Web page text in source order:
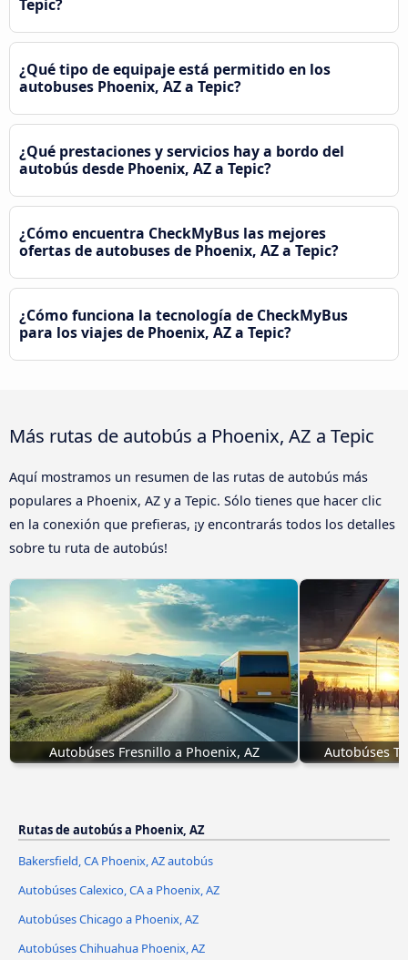
Tepic?
¿Qué tipo de equipaje está permitido en los
autobuses Phoenix, AZ a Tepic?
¿Qué prestaciones y servicios hay a bordo del
autobús desde Phoenix, AZ a Tepic?
¿Cómo encuentra CheckMyBus las mejores
ofertas de autobuses de Phoenix, AZ a Tepic?
¿Cómo funciona la tecnología de CheckMyBus
para los viajes de Phoenix, AZ a Tepic?
Más rutas de autobús a Phoenix, AZ a Tepic
Aquí mostramos un resumen de las rutas de autobús más
populares a Phoenix, AZ y a Tepic. Sólo tienes que hacer clic
en la conexión que prefieras, ¡y encontrarás todos los detalles
sobre tu ruta de autobús!
Autobúses Fresnillo a Phoenix, AZ Autobúses
Rutas de autobús a Phoenix, AZ
Bakersfield, CA Phoenix, AZ autobús
Autobúses Calexico, CA a Phoenix, AZ
Autobúses Chicago a Phoenix, AZ
Autobúses Chihuahua Phoenix, AZ